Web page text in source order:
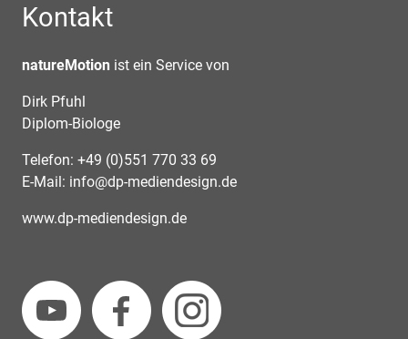
Kontakt
natureMotion ist ein Service von
Dirk Pfuhl
Diplom-Biologe
Telefon: +49 (0)551 770 33 69
E-Mail: info@dp-mediendesign.de
www.dp-mediendesign.de